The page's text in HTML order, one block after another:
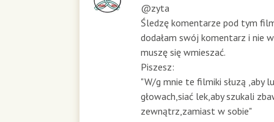
@zyta
Śledzę komentarze pod tym
dodałam swój komentarz i nie
muszę się wmieszać.
Piszesz:
"W/g mnie te filmiki słuzą ,aby
głowach,siać lek,aby szukali
zewnątrz,zamiast w sobie"